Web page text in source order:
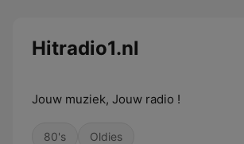
Hitradio1.nl
Jouw muziek, Jouw radio !
80's Oldies